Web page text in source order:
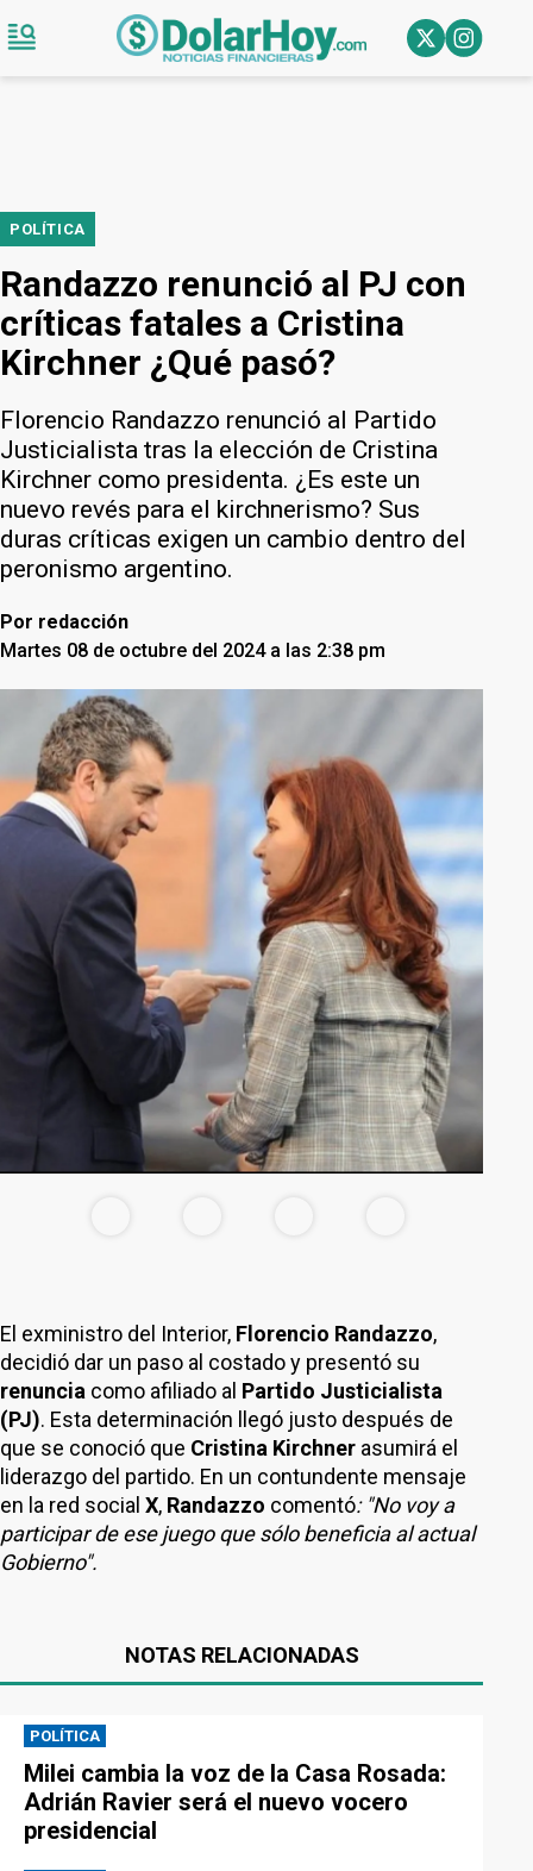
POLÍTICA
Randazzo renunció al PJ con
críticas fatales a Cristina
Kirchner ¿Qué pasó?
Florencio Randazzo renunció al Partido
Justicialista tras la elección de Cristina
Kirchner como presidenta. ¿Es este un
nuevo revés para el kirchnerismo? Sus
duras críticas exigen un cambio dentro del
peronismo argentino.
Por redacción
Martes 08 de octubre del 2024 a las 2:38 pm
El exministro del Interior, Florencio Randazzo,
decidió dar un paso al costado y presentó su
renuncia como afiliado al Partido Justicialista
(PJ). Esta determinación llegó justo después de
que se conoció que Cristina Kirchner asumirá el
liderazgo del partido. En un contundente mensaje
en la red social X, Randazzo comentó: "No voy a
participar de ese juego que sólo beneficia al actual
Gobierno".
NOTAS RELACIONADAS
POLÍTICA
Milei cambia la voz de la Casa Rosada:
Adrián Ravier será el nuevo vocero
presidencial